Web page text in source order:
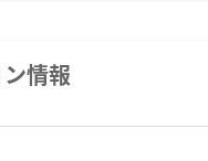
情報